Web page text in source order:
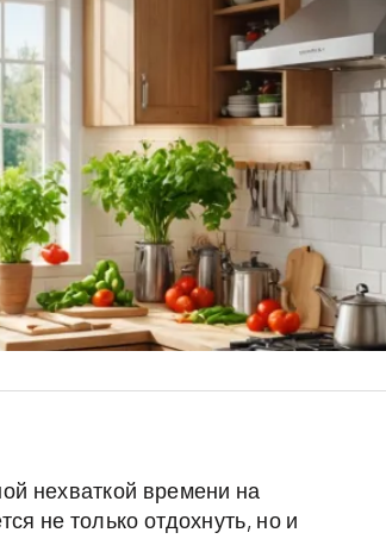
нехваткой времени на
не только отдохнуть, но и